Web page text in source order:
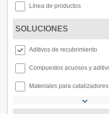
Línea de productos
SOLUCIONES
Aditivos de recubrimiento
Materiales para catalizadores